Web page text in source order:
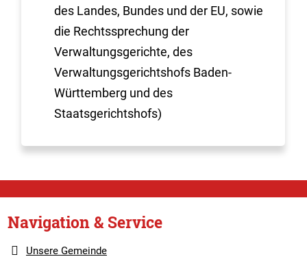
des Landes, Bundes und der EU, sowie
die Rechtssprechung der
Verwaltungsgerichte, des
Verwaltungsgerichtshofs Baden-
Württemberg und des
Staatsgerichtshofs)
Navigation & Service
Unsere Gemeinde